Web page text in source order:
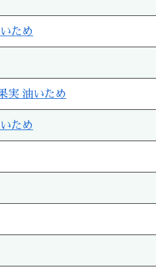
ため
実 油いため
ため